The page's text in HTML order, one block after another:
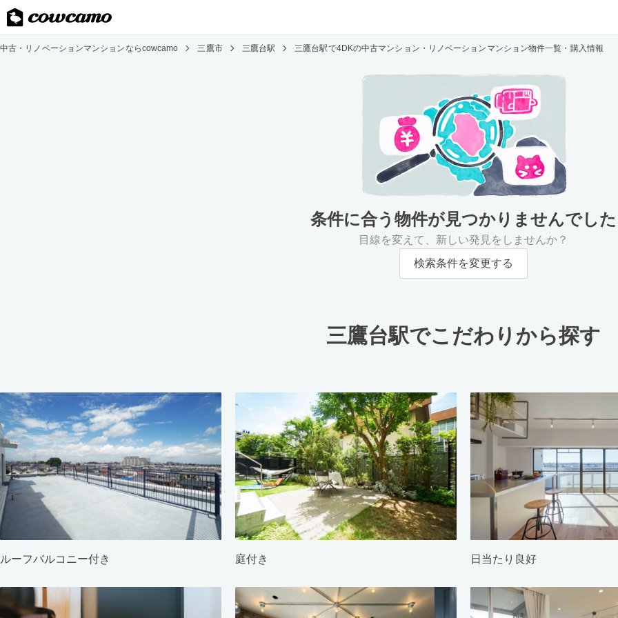
中古・リノベーションマンションならcowcamo 三鷹市 三鷹台駅 三鷹台駅で4DKの中古マンション・リノベーションマンション物件一覧・購入情報
条件に合う物件が見つかりませんでした
目線を変えて、新しい発見をしませんか？
検索条件を変更する
三鷹台駅でこだわりから探す
ルーフバルコニー付き 庭付き 日当たり良好